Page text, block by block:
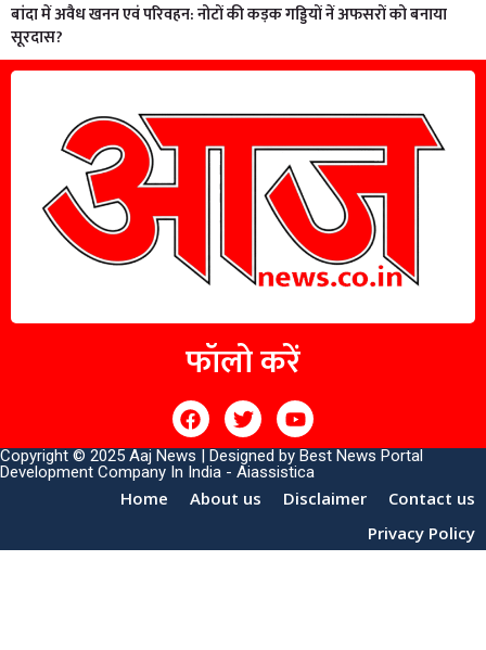
बांदा में अवैध खनन एवं परिवहन: नोटों की कड़क गड्डियों नें अफसरों को बनाया
सूरदास?
फॉलो करें
Copyright © 2025 Aaj News | Designed by Best News Portal
Development Company In India - Aiassistica
Home About us Disclaimer
Contact us
Privacy Policy